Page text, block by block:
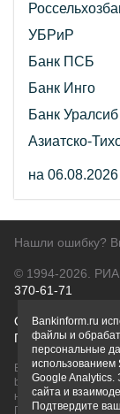
УБРиР
Банк ПСБ
Банк Инго
Банк Уралсиб
Азиатско-
на 06.08.2026
Нашли ошибку?
© 1994-2026. РИА
370-61-71
О проекте
Правовая
Вся информация о
bankinform.ru, носит
не является
ГК РФ. Информация
Bankinform.ru
файлы и
персональные
использованием
Google Analytics.
сайта и
Подтвердите